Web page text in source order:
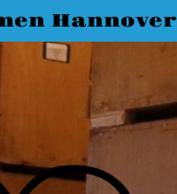
Hannover